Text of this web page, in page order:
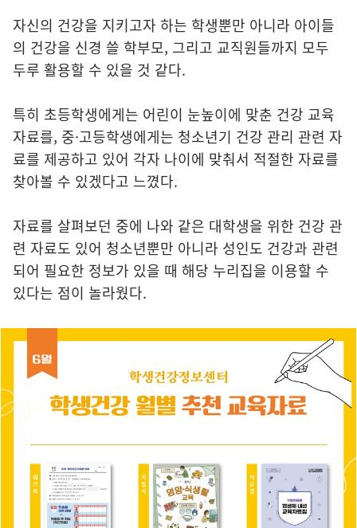
자신의 건강을 지키고자 하는 학생뿐만 아니라 아이들
의 건강을 신경 쓸 학부모, 그리고 교직원들까지 모두
두루 활용할 수 있을 것 같다.
특히 초등학생에게는 어린이 눈높이에 맞춘 건강 교육
자료를, 중·고등학생에게는 청소년기 건강 관리 관련 자
료를 제공하고 있어 각자 나이에 맞춰서 적절한 자료를
찾아볼 수 있겠다고 느꼈다.
자료를 살펴보던 중에 나와 같은 대학생을 위한 건강 관
련 자료도 있어 청소년뿐만 아니라 성인도 건강과 관련
되어 필요한 정보가 있을 때 해당 누리집을 이용할 수
있다는 점이 놀라웠다.